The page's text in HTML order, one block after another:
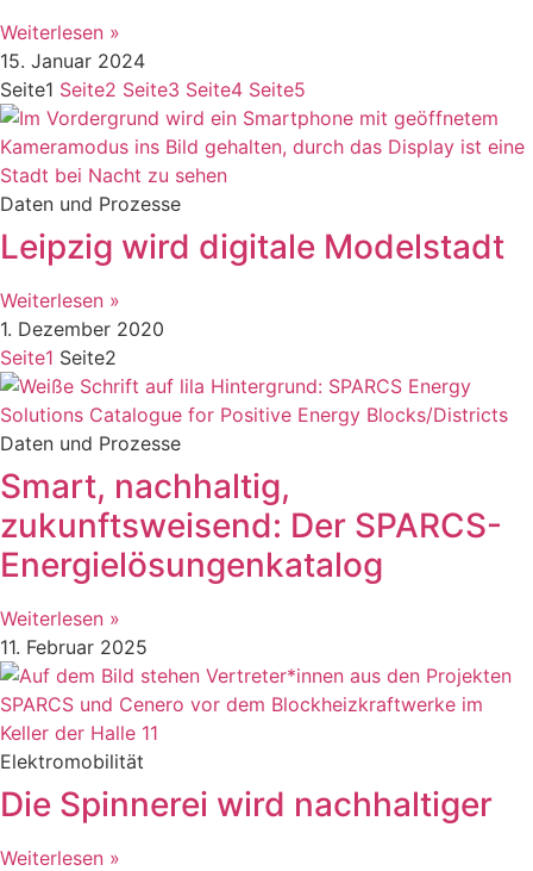
Weiterlesen »
15. Januar 2024
Seite1 Seite2 Seite3 Seite4 Seite5
Daten und Prozesse
Leipzig wird digitale Modelstadt
Weiterlesen »
1. Dezember 2020
Seite1 Seite2
Daten und Prozesse
Smart, nachhaltig,
zukunftsweisend: Der SPARCS-
Energielösungenkatalog
Weiterlesen »
11. Februar 2025
Elektromobilität
Die Spinnerei wird nachhaltiger
Weiterlesen »